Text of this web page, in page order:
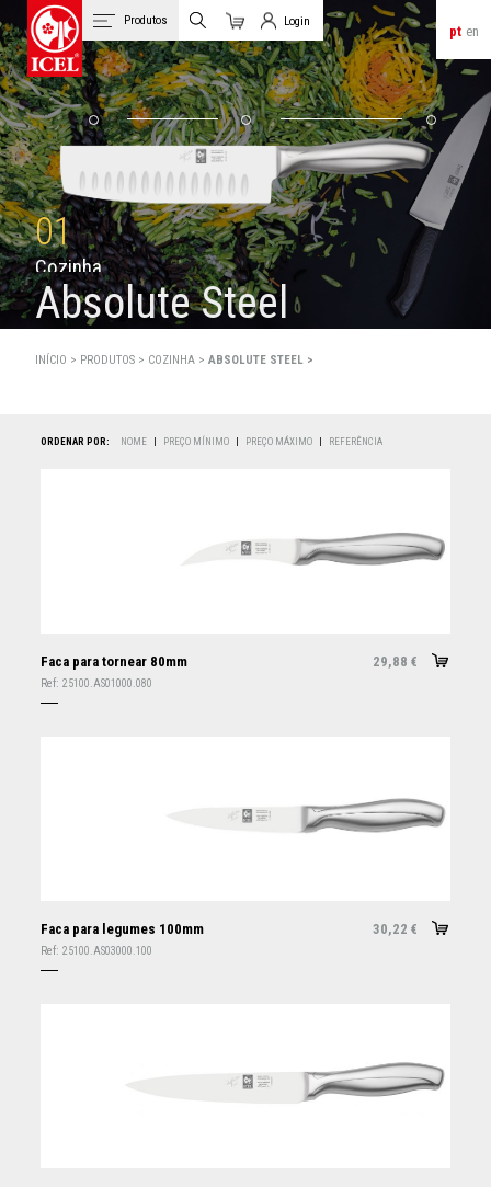
pt en
Produtos
Carrinho
Login
Login de Clientes
01
Cozinha
Absolute Steel
INÍCIO > PRODUTOS > COZINHA >ABSOLUTE STEEL >
ORDENAR POR: NOME PREÇO MÍNIMO PREÇO MÁXIMO REFERÊNCIA
Faca para tornear 80mm 29,88 €
Ref: 25100.AS01000.080
Faca para legumes 100mm 30,22 €
Ref: 25100.AS03000.100